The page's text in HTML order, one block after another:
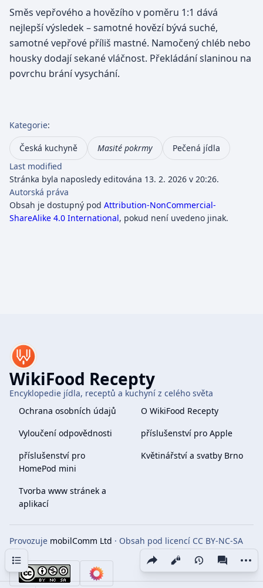
Share this page
Zobrazení
Směs vepřového a hovězího v poměru 1:1 dává
nejlepší výsledek – samotné hovězí bývá suché,
samotné vepřové příliš mastné. Namočený chléb nebo
housky dodají sekané vláčnost. Překládání slaninou na
povrchu brání vysychání.
Obsah
Kategorie:
Česká kuchyně Masité pokrmy
Pečená jídla
Last modified
Stránka byla naposledy editována 13. 2. 2026 v 20:26.
Autorská práva
Obsah je dostupný pod Attribution-NonCommercial-
ShareAlike 4.0 International, pokud není uvedeno jinak.
WikiFood Recepty
Encyklopedie jídla, receptů a kuchyní z celého světa
Ochrana osobních údajů
O WikiFood Recepty
Vyloučení odpovědnosti
příslušenství pro Apple
příslušenství pro
HomePod mini
Květinářství a svatby Brno
Tvorba www stránek a
aplikací
Provozuje mobilComm Ltd · Obsah pod licencí CC BY-NC-SA
4.0